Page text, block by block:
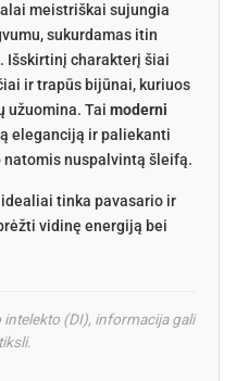
meistriškai sujungia
sukurdamas itin
Išskirtinį charakterį šiai
ir trapūs bijūnai, kuriuos
užuomina. Tai moderni
eleganciją ir paliekanti
natomis nuspalvintą šleifą.
tinka pavasario ir
vidinę energiją bei
(DI), informacija gali